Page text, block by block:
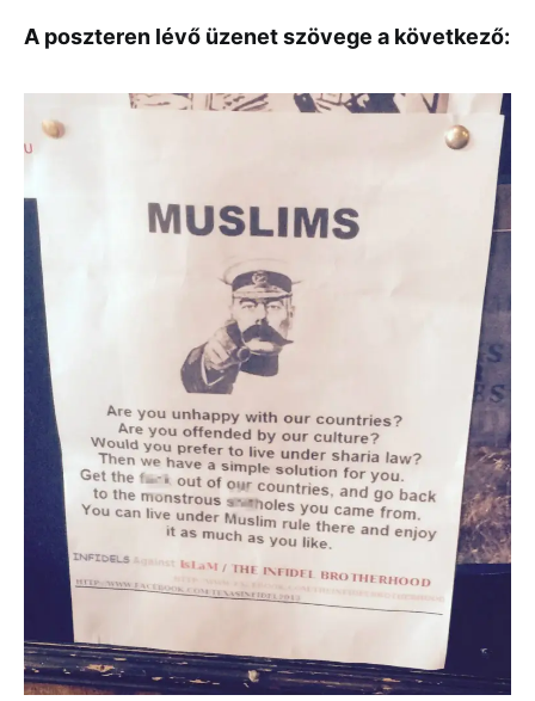
A poszteren lévő üzenet szövege a következő: